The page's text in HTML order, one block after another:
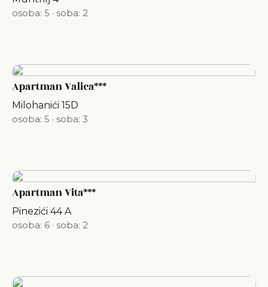
osoba: 5 · soba: 2
Apartman Valica***
Milohanići 15D
osoba: 5 · soba: 3
Apartman Vita***
Pinezići 44 A
osoba: 6 · soba: 2